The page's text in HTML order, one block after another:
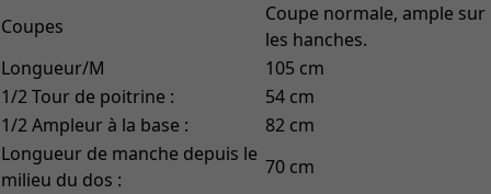
Coupes
Coupe normale, ample sur
les hanches.
Longueur/M
105 cm
1/2 Tour de poitrine :
54 cm
1/2 Ampleur à la base :
82 cm
Longueur de manche depuis le
milieu du dos :
70 cm